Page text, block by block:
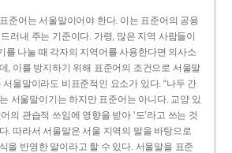
준어는 서울말이어야 한다. 이는 표준어의 공용
러내 주는 기준이다. 가령, 많은 지역 사람들이
를 나눌 때 각자의 지역어를 사용한다면 의사소
, 이를 방지하기 위해 표준어의 조건으로 서울말
울말이라도 비표준적인 요소가 있다. “나두 간
는 서울말이기는 하지만 표준어는 아니다. 교양 있
의 관습적 쓰임에 영향을 받아 ‘도’라고 쓰는 것
. 따라서 서울말은 서울 지역의 말을 바탕으로
을 반영한 말이라고 할 수 있다. 서울말을 표준